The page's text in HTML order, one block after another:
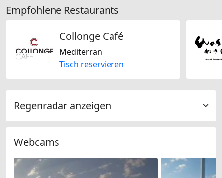
Empfohlene Restaurants
Collonge Café
Mediterran
Tisch reservieren
Regenradar anzeigen
Webcams